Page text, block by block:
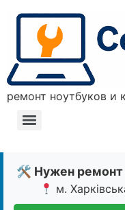
ремонт ноутбуков и
🛠 Нужен ремонт
м.